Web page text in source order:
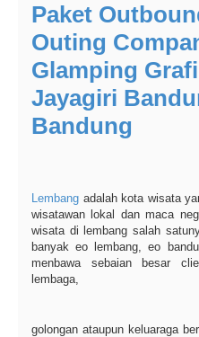
Paket
Outing
Glamping
Jayagiri
Bandung
Lembang adalah kota wisata
wisatawan lokal dan maca
wisata di lembang salah
banyak eo lembang, eo
menbawa sebaian besar
lembaga,
golongan ataupun keluaraga